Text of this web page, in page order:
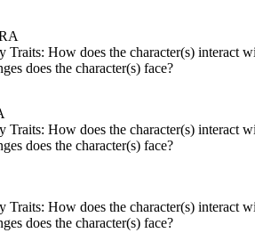
Traits: How does the character(s) interact
does the character(s) face?
Traits: How does the character(s) interact
does the character(s) face?
Traits: How does the character(s) interact
does the character(s) face?